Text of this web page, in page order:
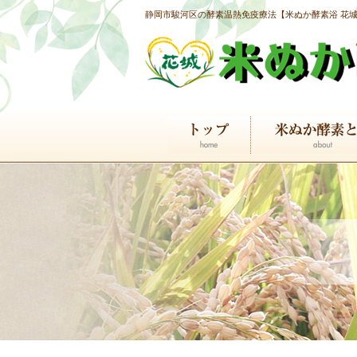
静岡市駿河区の酵素温熱免疫療法【米ぬか酵素浴 花